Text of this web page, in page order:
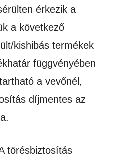
érkezik a
a következő
kishibás termékek
függvényében
a vevőnél,
díjmentes az
törésbiztosítás